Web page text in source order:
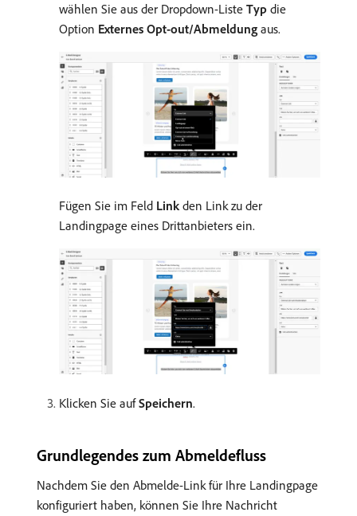
wählen Sie aus der Dropdown-Liste Typ die
Option Externes Opt-out/Abmeldung aus.
Fügen Sie im Feld Linkden Link zu der
Landingpage eines Drittanbieters ein.
Klicken Sie aufSpeichern.
Grundlegendes zum Abmeldefluss
Nachdem Sie den Abmelde-Link für Ihre Landingpage
konfiguriert haben, können Sie Ihre Nachricht